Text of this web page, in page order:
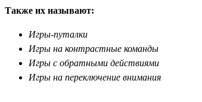
Также их называют:
Игры-путалки
Игры на контрастные команды
Игры с обратными действиями
Игры на переключение внимания